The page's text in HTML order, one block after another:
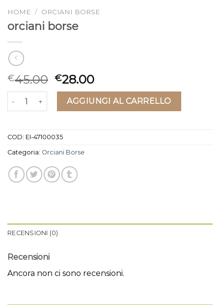
HOME / ORCIANI BORSE
orciani borse
€45.00 €28.00
orciani borse quantitàAGGIUNGI AL CARRELLO
COD: EI-47100035
Categoria: Orciani Borse
RECENSIONI (0)
Recensioni
Ancora non ci sono recensioni.